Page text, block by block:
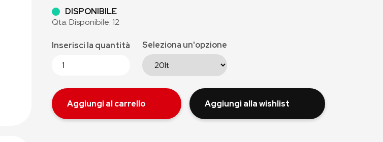
DISPONIBILE
Qta. Disponibile: 12
Inserisci la quantità Seleziona un'opzione
Aggiungi al carrello Aggiungi alla wishlist